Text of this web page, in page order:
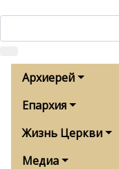
Архиерей
Епархия
Жизнь Церкви
Медиа